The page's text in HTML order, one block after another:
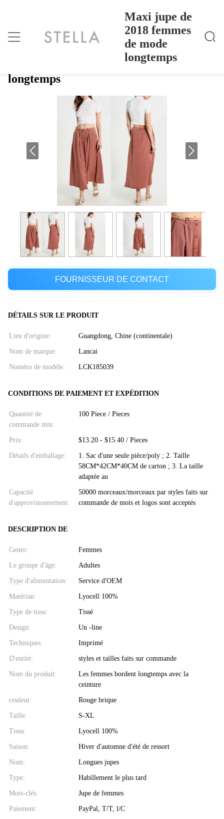
Maxi jupe de
2018 femmes
de mode
longtemps
Accueil Products > Maxi Jupe De 2018 Femmes De Mode Longtemps
Maxi jupe de 2018 femmes de mode
longtemps
FOURNISSEUR DE CONTACT
DÉTAILS SUR LE PRODUIT
Lieu d'origine: Guangdong, Chine (continentale)
Nom de marque: Lancai
Numéro de modèle: LCK185039
CONDITIONS DE PAIEMENT ET EXPÉDITION
Quantité de
commande min:
100 Piece / Pieces
Prix: $13.20 - $15.40 / Pieces
Détails d'emballage:
1. Sac d'une seule pièce/poly ; 2. Taille
58CM*42CM*40CM de carton ; 3. La taille
adaptée au
Capacité
d'approvisionnement:
50000 morceaux/morceaux par styles faits sur
commande de mois et logos sont acceptés
DESCRIPTION DE
Genre: Femmes
Le groupe d'âge: Adultes
Type d'alimentation: Service d'OEM
Matériau: Lyocell 100%
Type de tissu: Tissé
Design: Un -line
Techniques: Imprimé
D'entité: styles et tailles faits sur commande
Nom du produit:
Les femmes bordent longtemps avec la
ceinture
couleur: Rouge brique
Taille: S-XL
Tissu: Lyocell 100%
Saison: Hiver d'automne d'été de ressort
Nom: Longues jupes
Type: Habillement le plus tard
Mots-clés: Jupe de femmes
Paiement: PayPal, T/T, l/C